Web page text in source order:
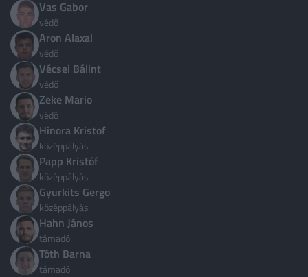
Chile
Ciprus
Costa Rica
Csehország
Dánia
Dél-Korea
Ecuador
Egyesült Arab Emírségek
Több ország
Vas Gabor
védő
Aron Alaxal
védő
Vécsei Bálint
védő
Zeke Mario
védő
Hinora Kristof
középpályás
Papp Kristóf
középpályás
Gyurkits Gergo
középpályás
Hahn János
támadó
Tóth Barna
támadó